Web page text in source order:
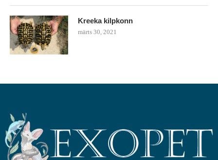
Kreeka kilpkonn
märts 30, 2021